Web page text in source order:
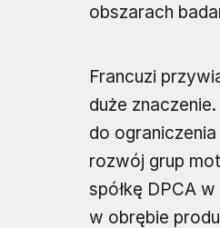
obszarach
Francuzi
duże
do
rozwój grup
spółkę DPCA
w obrębie